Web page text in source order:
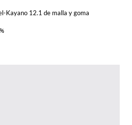
Kayano 12.1 de malla y goma